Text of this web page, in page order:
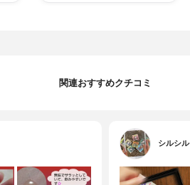
関連おすすめクチコミ
シルシル